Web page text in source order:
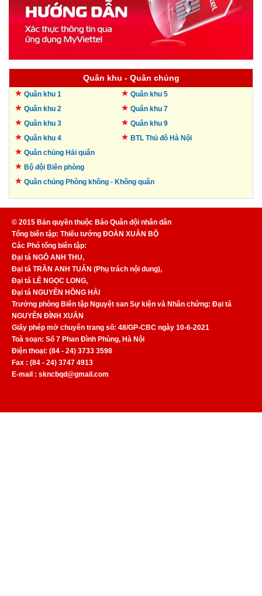
Quân khu - Quân chủng
Quân khu 1
Quân khu 2
Quân khu 3
Quân khu 4
Quân khu 5
Quân khu 7
Quân khu 9
BTL Thủ đô Hà Nội
Quân chủng Hải quân
Bộ đội Biên phòng
Quân chủng Phòng không - Không quân
© 2015 Bản quyền thuộc Báo Quân đội nhân dân
Tổng biên tập: Thiếu tướng ĐOÀN XUÂN BỘ
Các Phó tổng biên tập:
Đại tá NGÔ ANH THU,
Đại tá TRẦN ANH TUẤN (Phụ trách nội dung),
Đại tá LÊ NGỌC LONG,
Đại tá NGUYỄN HỒNG HẢI
Trưởng phòng Biên tập Nguyệt san Sự kiện và Nhân chứng: Đại tá
NGUYỄN ĐÌNH XUÂN
Giấy phép mở chuyên trang số: 48/GP-CBC ngày 10-6-2021
Toà soạn: Số 7 Phan Đình Phùng, Hà Nội
Điện thoại: (84 - 24) 3733 3598
Fax : (84 - 24) 3747 4913
E-mail : skncbqd@gmail.com